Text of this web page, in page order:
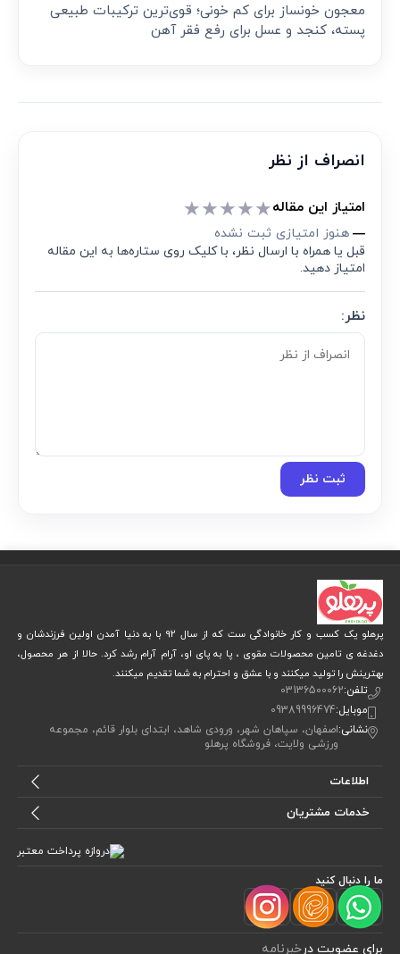
معجون خونساز برای کم خونی؛ قوی‌ترین ترکیبات طبیعی
پسته، کنجد و عسل برای رفع فقر آهن
انصراف از نظر
امتیاز این مقاله★
★
★
★
★
— هنوز امتیازی ثبت نشده
قبل یا همراه با ارسال نظر، با کلیک روی ستاره‌ها به این مقاله
امتیاز دهید.
نظر:
ثبت نظر
پرهلو یک کسب و کار خانوادگی ست که از سال 92 با به دنیا آمدن اولین فرزندشان و
دغدغه ی تامین محصولات مقوی ، پا به پای او، آرام آرام رشد کرد. حالا از هر محصول،
بهترینش را تولید میکنند و با عشق و احترام به شما تقدیم میکنند.
تلفن:03136500062
موبایل:09389996474
نشانی:اصفهان، سپاهان شهر، ورودی شاهد، ابتدای بلوار قائم، مجموعه
ورزشی ولایت، فروشگاه پرهلو
اطلاعات
خدمات مشتریان
ما را دنبال کنید
برای عضویت درخبرنامه